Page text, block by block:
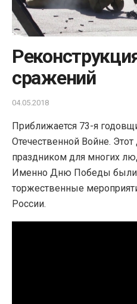
сражений
04.05.2018
Приближается 73-я
Отечественной Войне.
праздником для многих
Именно Дню Победы
торжественные
России.